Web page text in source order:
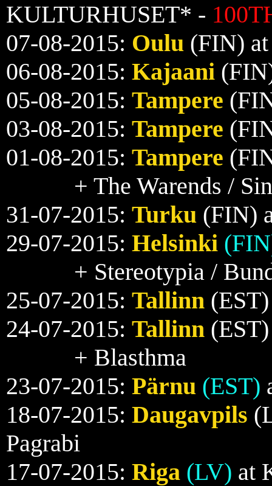
KULTURHUSET* -
07-08-2015: Oulu (FIN)
06-08-2015: Kajaani
05-08-2015: Tampere
03-08-2015: Tampere
01-08-2015: Tampere
+ The Warends /
31-07-2015: Turku (FIN)
29-07-2015: Helsinki
+ Stereotypia /
25-07-2015: Tallinn
24-07-2015: Tallinn
+ Blasthma
23-07-2015: Pärnu (EST)
18-07-2015: Daugavpils
Pagrabi
17-07-2015: Riga (LV) at